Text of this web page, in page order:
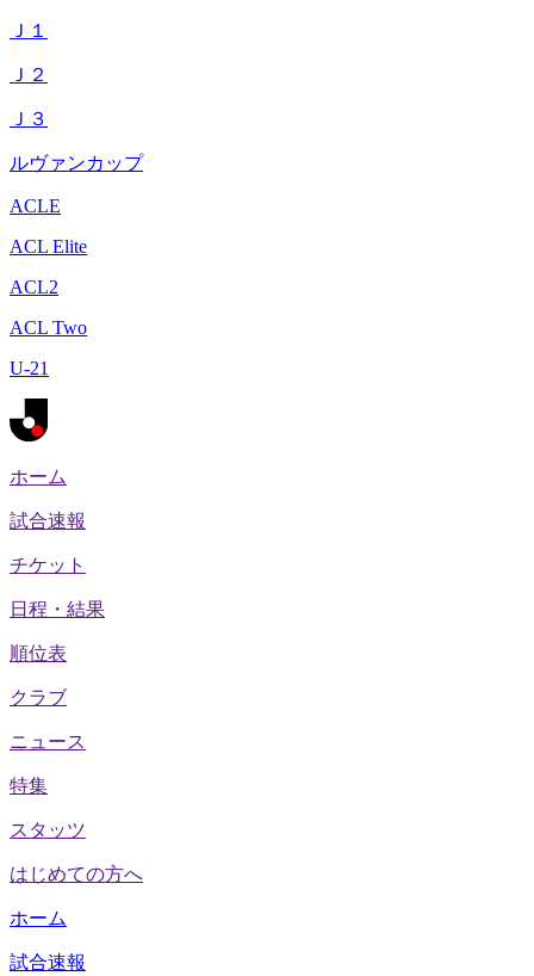
Ｊ１
Ｊ２
Ｊ３
ルヴァンカップ
ACLE
ACL Elite
ACL2
ACL Two
U-21
ホーム
試合速報
チケット
日程・結果
順位表
クラブ
ニュース
特集
スタッツ
はじめての方へ
ホーム
試合速報